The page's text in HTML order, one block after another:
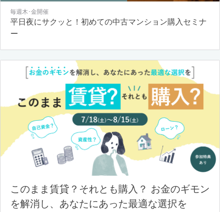
毎週木･金開催
平日夜にサクッと！初めての中古マンション購入セミナ
ー
このまま賃貸？それとも購入？ お金のギモン
を解消し、あなたにあった最適な選択を